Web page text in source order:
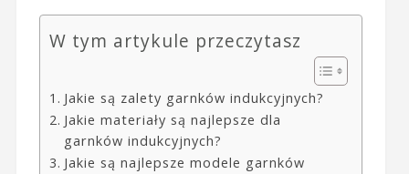
W tym artykule przeczytasz
Jakie są zalety garnków indukcyjnych?
Jakie materiały są najlepsze dla
garnków indukcyjnych?
Jakie są najlepsze modele garnków